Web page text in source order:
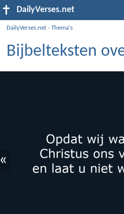
DailyVerses.net
DailyVerses.net ›Thema's
Bijbelteksten
«